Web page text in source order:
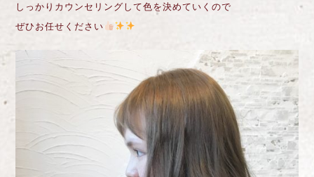
しっかりカウンセリングして色を決めていくので
ぜひお任せください